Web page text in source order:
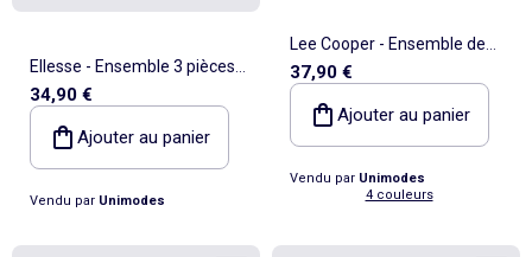
Ellesse - Ensemble 3 pièces
t-shirt short et chaussettes
enfant à imprimé
34,90 €
Ajouter au panier
Vendu par Unimodes
Lee Cooper - Ensemble de
jogging, sweat à capuche et
pantalon garçon
37,90 €
Ajouter au panier
Vendu par Unimodes
4 couleurs